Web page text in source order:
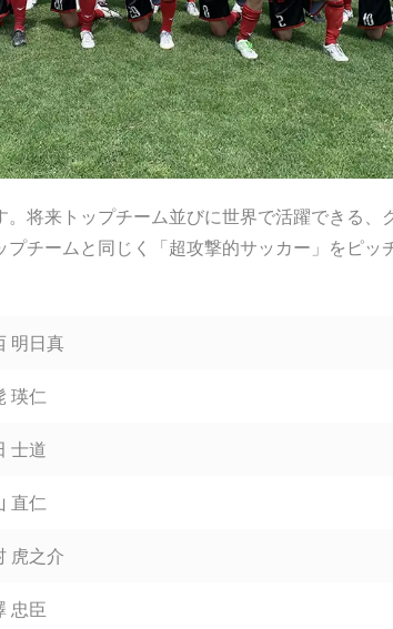
将来トップチーム並びに世界で活躍できる、
チームと同じく「超攻撃的サッカー」をピッ
明日真
瑛仁
士道
直仁
虎之介
忠臣